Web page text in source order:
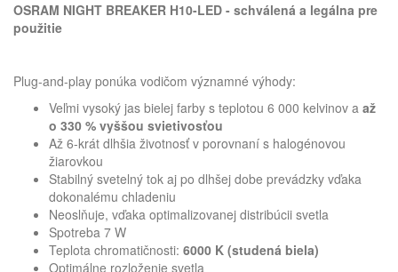
OSRAM NIGHT BREAKER H10-LED - schválená a legálna pre
použitie
Plug-and-play ponúka vodičom významné výhody:
Veľmi vysoký jas bielej farby s teplotou 6 000 kelvinov a až
o 330 % vyššou svietivosťou
Až 6-krát dlhšia životnosť v porovnaní s halogénovou
žiarovkou
Stabilný svetelný tok aj po dlhšej dobe prevádzky vďaka
dokonalému chladeniu
Neoslňuje, vďaka optimalizovanej distribúcii svetla
Spotreba 7 W
Teplota chromatičnosti: 6000 K (studená biela)
Optimálne rozloženie svetla